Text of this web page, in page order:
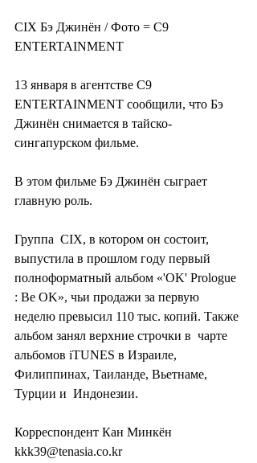
CIX Бэ Джинён / Фото = C9
ENTERTAINMENT
13 января в агентстве C9
ENTERTAINMENT сообщили, что Бэ
Джинён снимается в тайско-
сингапурском фильме.
В этом фильме Бэ Джинён сыграет
главную роль.
Группа  CIX, в котором он состоит,
выпустила в прошлом году первый
полноформатный альбом «'OK' Prologue
: Be OK», чьи продажи за первую
неделю превысил 110 тыс. копий. Также
альбом занял верхние строчки в  чарте
альбомов iTUNES в Израиле,
Филиппинах, Таиланде, Вьетнаме,
Турции и  Индонезии.
Корреспондент Кан Минкён
kkk39@tenasia.co.kr